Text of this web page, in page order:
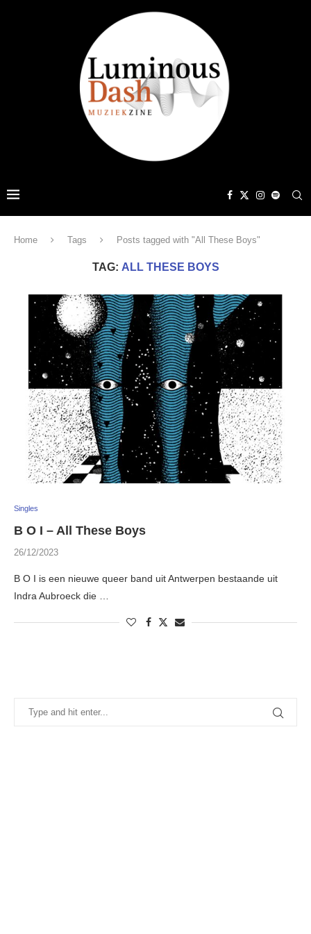
Home Tags Posts tagged with "All These Boys"
TAG: ALL THESE BOYS
Singles
B O I – All These Boys
26/12/2023
B O I is een nieuwe queer band uit Antwerpen bestaande uit
Indra Aubroeck die …